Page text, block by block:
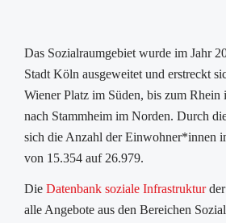
Das Sozialraumgebiet wurde im Jahr
Stadt Köln ausgeweitet und erstreckt
Wiener Platz im Süden, bis zum Rhein
nach Stammheim im Norden. Durch
sich die Anzahl der Einwohner*innen
von 15.354 auf 26.979.
Die Datenbank soziale Infrastrukturder
alle Angebote aus den Bereichen